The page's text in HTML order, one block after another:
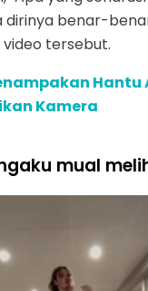
dirinya benar-
tersebut.
Hantu
Kamera
mual